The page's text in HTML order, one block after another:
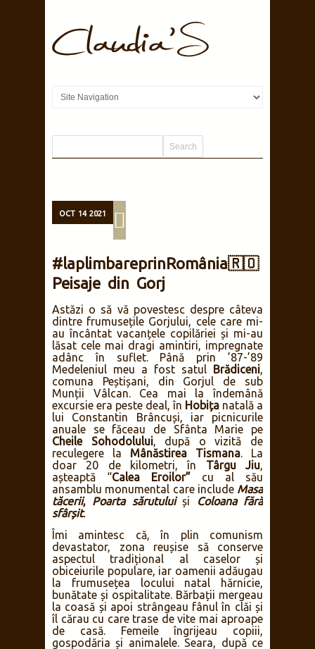
OCT 14 2021
#laplimbareprinRomânia🇷🇴
Peisaje din Gorj
Astăzi o să vă povestesc despre câteva
dintre frumusețile Gorjului, cele care mi-
au încântat vacanțele copilăriei și mi-au
lăsat cele mai dragi amintiri, impregnate
adânc în suflet. Până prin ’87-’89
Medeleniul meu a fost satul Brădiceni,
comuna Peștișani, din Gorjul de sub
Munții Vâlcan. Cea mai la îndemână
excursie era peste deal, în Hobița natală a
lui Constantin Brâncuși, iar picnicurile
anuale se făceau de Sfânta Marie pe
Cheile Sohodolului, după o vizită de
reculegere la Mânăstirea Tismana. La
doar 20 de kilometri, în Târgu Jiu,
așteaptă “Calea Eroilor” cu al său
ansamblu monumental care include Masa
tăcerii, Poarta sărutuluiși
Coloana fără
sfârșit.
Îmi amintesc că, în plin comunism
devastator, zona reușise să conserve
aspectul tradițional al caselor și
obiceiurile populare, iar oamenii adăugau
la frumusețea locului natal hărnicie,
bunătate și ospitalitate. Bărbații mergeau
la coasă și apoi strângeau fânul în clăi și
îl cărau cu care trase de vite mai aproape
de casă. Femeile îngrijeau copiii,
gospodăria și animalele. Seara, după ce